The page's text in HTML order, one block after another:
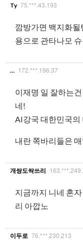
Ty 75.***.43.193
깜방가면 백지화될
용으로 관타나모
… 172.***.196.37
이재명 일 잘하는
네!
AI강국 대한민국의
내란 쪽바리들은
개쌍도싹쓰리
지금까지 니네 혼
리 아깝노
이두로 76.***.230.213